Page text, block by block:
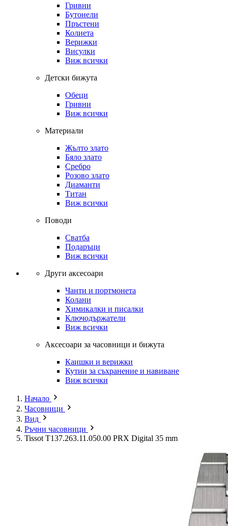
Гривни
Бутонели
Пръстени
Колиета
Верижки
Висулки
Виж всички
Детски бижута
Обеци
Гривни
Виж всички
Материали
Жълто злато
Бяло злато
Сребро
Розово злато
Диаманти
Титан
Виж всички
Поводи
Сватба
Подаръци
Виж всички
Други аксесоари
Чанти и портмонета
Колани
Химикалки и писалки
Ключодържатели
Виж всички
Аксесоари за часовници и бижута
Каишки и верижки
Кутии за съхранение и навиване
Виж всички
Начало
Часовници
Вид
Ръчни часовници
Tissot T137.263.11.050.00 PRX Digital 35 mm